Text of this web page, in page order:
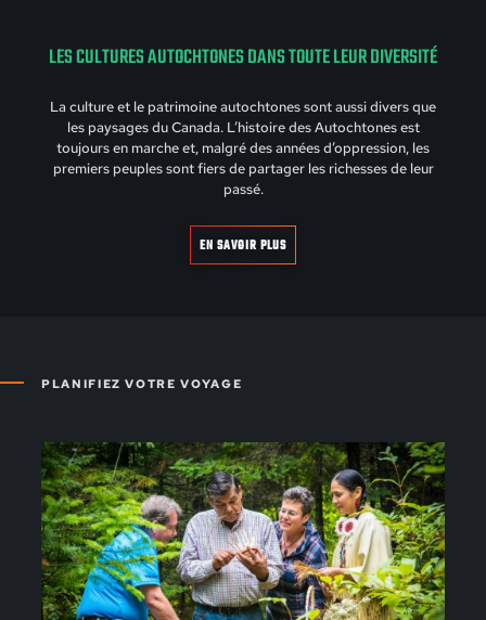
LES CULTURES AUTOCHTONES DANS TOUTE LEUR DIVERSITÉ
La culture et le patrimoine autochtones sont aussi divers que
les paysages du Canada. L’histoire des Autochtones est
toujours en marche et, malgré des années d’oppression, les
premiers peuples sont fiers de partager les richesses de leur
passé.
EN SAVOIR PLUS
PLANIFIEZ VOTRE VOYAGE